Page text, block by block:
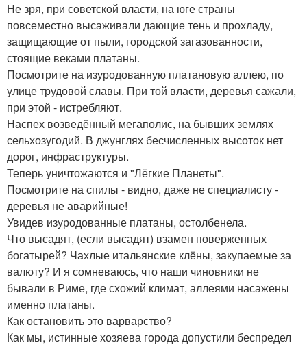
Не зря, при советской власти, на юге страны
повсеместно высаживали дающие тень и прохладу,
защищающие от пыли, городской загазованности,
стоящие веками платаны.
Посмотрите на изуродованную платановую аллею, по
улице трудовой славы. При той власти, деревья сажали,
при этой - истребляют.
Наспех возведённый мегаполис, на бывших землях
сельхозугодий. В джунглях бесчисленных высоток нет
дорог, инфраструктуры.
Теперь уничтожаются и "Лёгкие Планеты".
Посмотрите на спилы - видно, даже не специалисту -
деревья не аварийные!
Увидев изуродованные платаны, остолбенела.
Что высадят, (если высадят) взамен поверженных
богатырей? Чахлые итальянские клёны, закупаемые за
валюту? И я сомневаюсь, что наши чиновники не
бывали в Риме, где схожий климат, аллеями насажены
именно платаны.
Как остановить это варварство?
Как мы, истинные хозяева города допустили беспредел